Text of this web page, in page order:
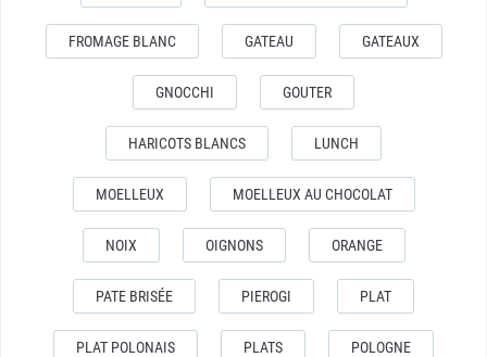
FROMAGE BLANC GATEAU GATEAUX
GNOCCHI GOUTER
HARICOTS BLANCS LUNCH
MOELLEUX MOELLEUX AU CHOCOLAT
NOIX OIGNONS ORANGE
PATE BRISÉE PIEROGI PLAT
PLAT POLONAIS PLATS POLOGNE